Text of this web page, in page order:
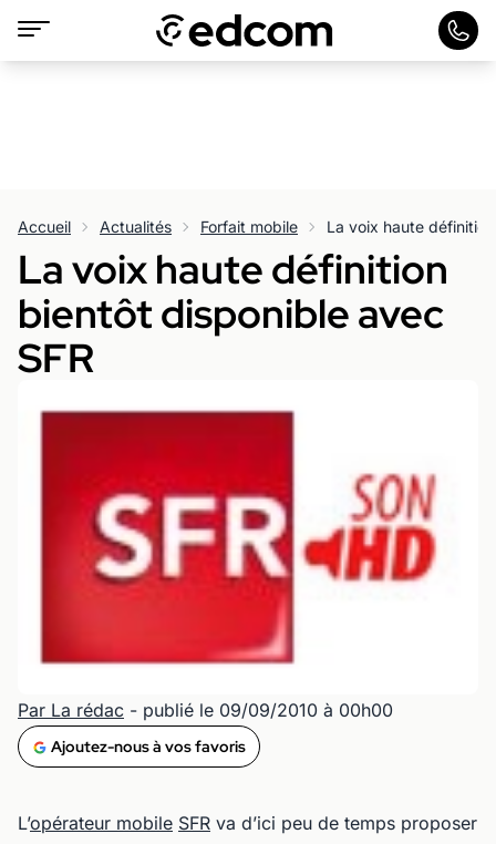
Accueil Actualités Forfait mobile La voix haute
La voix haute définition
bientôt disponible avec
SFR
Par La rédac - publié le 09/09/2010 à 00h00
Ajoutez-nous à vos favoris
L’opérateur mobile SFR va d’ici peu de temps proposer